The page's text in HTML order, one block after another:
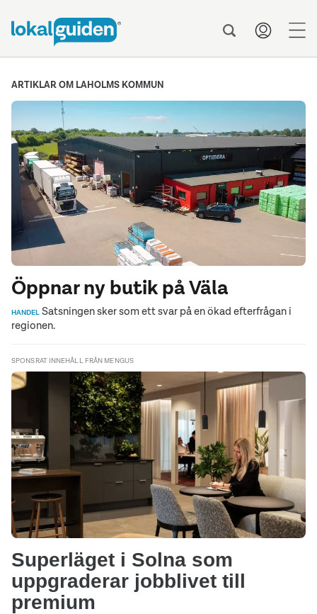
ARTIKLAR OM LAHOLMS KOMMUN
Öppnar ny butik på Väla
HANDEL Satsningen sker som ett svar på en ökad efterfrågan i
regionen.
SPONSRAT INNEHÅLL FRÅN MENGUS
Superläget i Solna som
uppgraderar jobblivet till
premium